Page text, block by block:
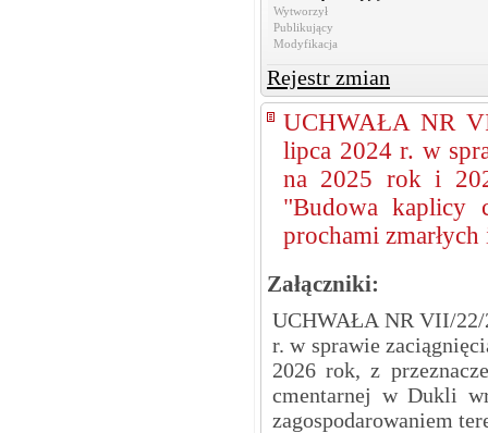
Wytworzył
Publikujący
Modyfikacja
Rejestr zmian
UCHWAŁA NR
lipca 2024 r. w
na 2025 rok i
"Budowa kaplicy
prochami
Załączniki:
UCHWAŁA NR VII/
r. w sprawie
2026 rok, z
cmentarnej w Dukli
zagospodarowaniem